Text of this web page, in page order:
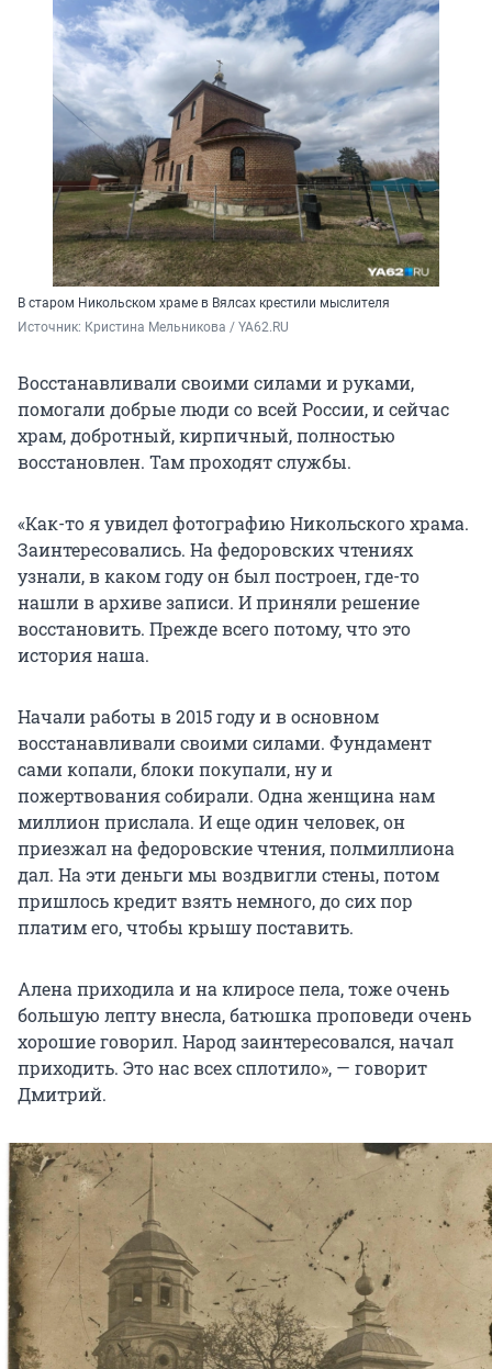
В старом Никольском храме в Вялсах крестили мыслителя
Источник: Кристина Мельникова / YA62.RU
Восстанавливали своими силами и руками,
помогали добрые люди со всей России, и сейчас
храм, добротный, кирпичный, полностью
восстановлен. Там проходят службы.
«Как-то я увидел фотографию Никольского храма.
Заинтересовались. На федоровских чтениях
узнали, в каком году он был построен, где-то
нашли в архиве записи. И приняли решение
восстановить. Прежде всего потому, что это
история наша.
Начали работы в 2015 году и в основном
восстанавливали своими силами. Фундамент
сами копали, блоки покупали, ну и
пожертвования собирали. Одна женщина нам
миллион прислала. И еще один человек, он
приезжал на федоровские чтения, полмиллиона
дал. На эти деньги мы воздвигли стены, потом
пришлось кредит взять немного, до сих пор
платим его, чтобы крышу поставить.
Алена приходила и на клиросе пела, тоже очень
большую лепту внесла, батюшка проповеди очень
хорошие говорил. Народ заинтересовался, начал
приходить. Это нас всех сплотило», — говорит
Дмитрий.